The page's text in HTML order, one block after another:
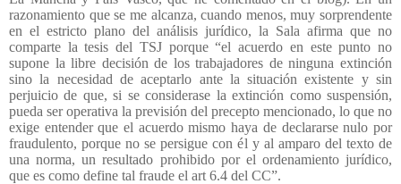
razonamiento que se me alcanza, cuando menos, muy sorprendente
en el estricto plano del análisis jurídico, la Sala afirma que no
comparte la tesis del TSJ porque “el acuerdo en este punto no
supone la libre decisión de los trabajadores de ninguna extinción
sino la necesidad de aceptarlo ante la situación existente y sin
perjuicio de que, si se considerase la extinción como suspensión,
pueda ser operativa la previsión del precepto mencionado, lo que no
exige entender que el acuerdo mismo haya de declararse nulo por
fraudulento, porque no se persigue con él y al amparo del texto de
una norma, un resultado prohibido por el ordenamiento jurídico,
que es como define tal fraude el art 6.4 del CC”.